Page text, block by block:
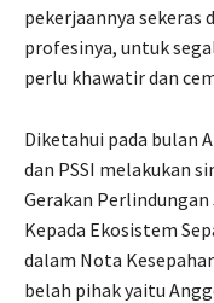
pekerjaannya sekeras
profesinya, untuk
perlu khawatir dan
Diketahui pada bulan
dan PSSI melakukan
Gerakan
Kepada Ekosistem
dalam Nota
belah pihak yaitu